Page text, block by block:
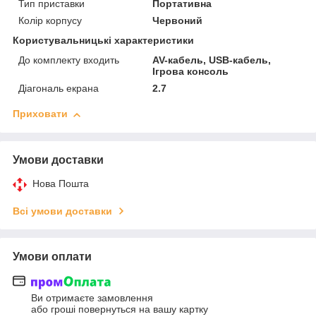
Тип приставки
Портативна
Колір корпусу
Червоний
Користувальницькі характеристики
До комплекту входить
AV-кабель, USB-кабель,
Ігрова консоль
Діагональ екрана
2.7
Приховати
Умови доставки
Нова Пошта
Всі умови доставки
Умови оплати
Ви отримаєте замовлення
або гроші повернуться на вашу картку